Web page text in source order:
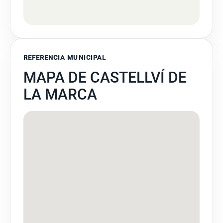
REFERENCIA MUNICIPAL
MAPA DE CASTELLVÍ DE
LA MARCA